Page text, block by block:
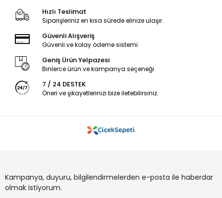
Hızlı Teslimat
Siparişleriniz en kısa sürede elinize ulaşır.
Güvenli Alışveriş
Güvenli ve kolay ödeme sistemi
Geniş Ürün Yelpazesi
Binlerce ürün ve kampanya seçeneği
7 / 24 DESTEK
Öneri ve şikayetlerinizi bize iletebilirsiniz.
Kampanya, duyuru, bilgilendirmelerden e-posta ile haberdar
olmak istiyorum.